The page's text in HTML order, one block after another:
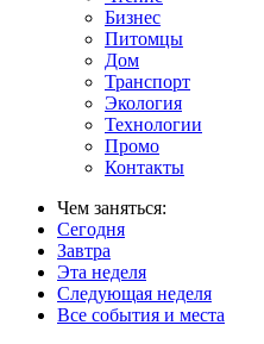
Бизнес
Питомцы
Дом
Транспорт
Экология
Технологии
Промо
Контакты
Чем заняться:
Сегодня
Завтра
Эта неделя
Следующая неделя
Все события и места